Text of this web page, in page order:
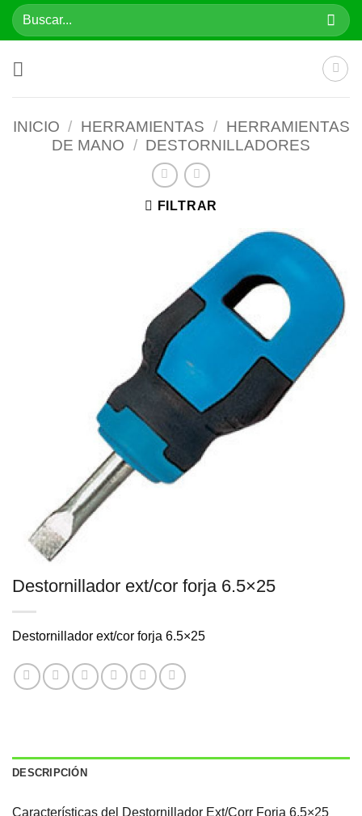
SaltarBuscar
por:
INICIO / HERRAMIENTAS / HERRAMIENTAS
DE MANO / DESTORNILLADORES
FILTRAR
Destornillador ext/cor forja 6.5×25
Destornillador ext/cor forja 6.5×25
DESCRIPCIÓN
Características del Destornillador Ext/Corr Forja 6.5×25